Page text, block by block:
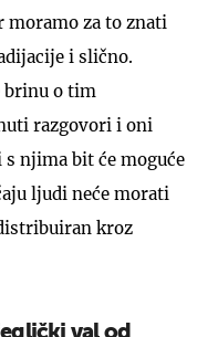
za to znati
i slično.
brinu o tim
razgovori i oni
s njima bit će moguće
ljudi neće morati
kroz